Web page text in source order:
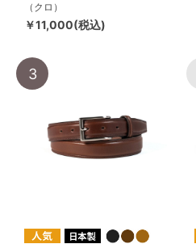
（クロ）
￥11,000(税込)
3